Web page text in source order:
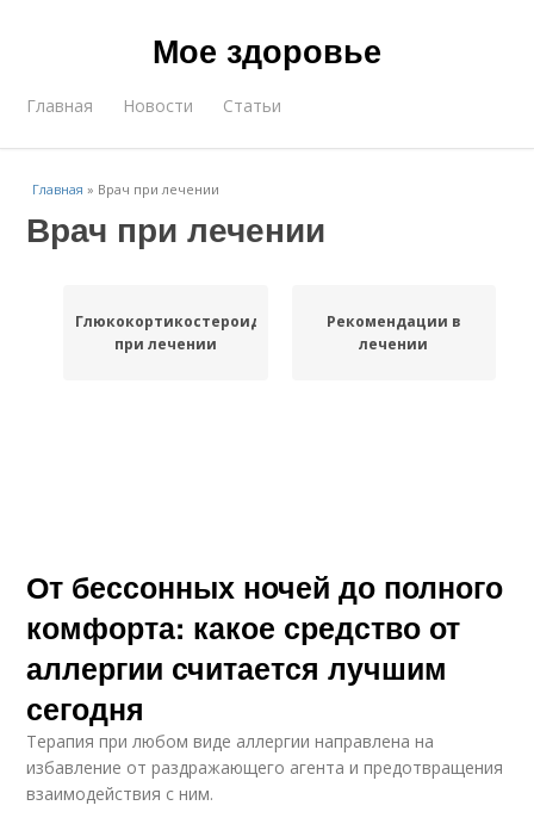
Мое здоровье
Главная Новости Статьи
Главная » Врач при лечении
Врач при лечении
Глюкокортикостероиды
при лечении
Рекомендации в
лечении
От бессонных ночей до полного
комфорта: какое средство от
аллергии считается лучшим
сегодня
Терапия при любом виде аллергии направлена на
избавление от раздражающего агента и предотвращения
взаимодействия с ним.